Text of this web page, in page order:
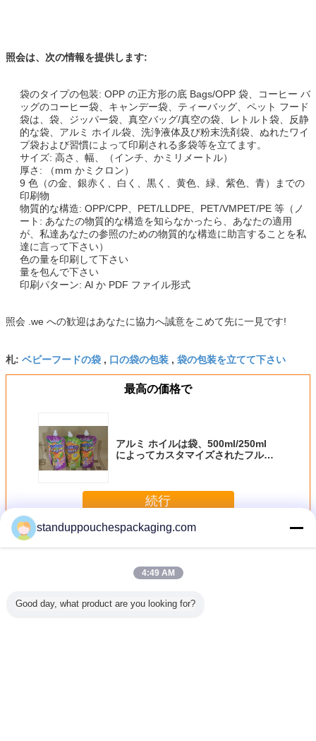
照会は、次の情報を提供します:
袋のタイプの包装: OPP の正方形の底 Bags/OPP 袋、コーヒー バ
ッグのコーヒー袋、キャンデー袋、ティーバッグ、ペット フード
袋は、袋、ジッパー袋、真空バッグ/真空の袋、レトルト袋、反静
的な袋、アルミ ホイル袋、洗浄液体及び粉末洗剤袋、ぬれたワイ
プ袋および習慣によって印刷される多袋等を立てます。
サイズ: 高さ、幅、（インチ、かミリメートル）
厚さ: （mm かミクロン）
9 色（の金、銀赤く、白く、黒く、黄色、緑、紫色、青）までの
印刷物
物質的な構造: OPP/CPP、PET/LLDPE、PET/VMPET/PE 等（ノ
ート: あなたの物質的な構造を知らなかったら、あなたの適用
が、私達あなたの参照のための物質的な構造に助言することを私
達に言って下さい）
色の量を印刷して下さい
量を包んで下さい
印刷パターン: Al か PDF ファイル形式
照会 .we への歓迎はあなたに協力へ誠意をこめて先に一見です!
札: ベビーフードの袋 , 口の袋の包装 , 袋の包装を立てて下さい
最高の価格で
アルミ ホイルは袋、500ml/250ml
によってカスタマイズされたフルー
続行
多く注ぎ口ポーチ
standuppouchespackaging.com
4:49 AM
Good day, what product are you looking for?